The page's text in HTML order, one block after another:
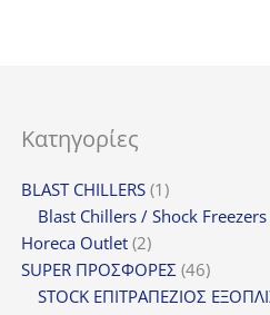
Κατηγορίες
BLAST CHILLERS 11
προϊόν
Blast Chillers / Shock Freezers
Horeca Outlet 22
προϊόντα
SUPER ΠΡΟΣΦΟΡΕΣ 4646
STOCK ΕΠΙΤΡΑΠΕΖΙΟΣ